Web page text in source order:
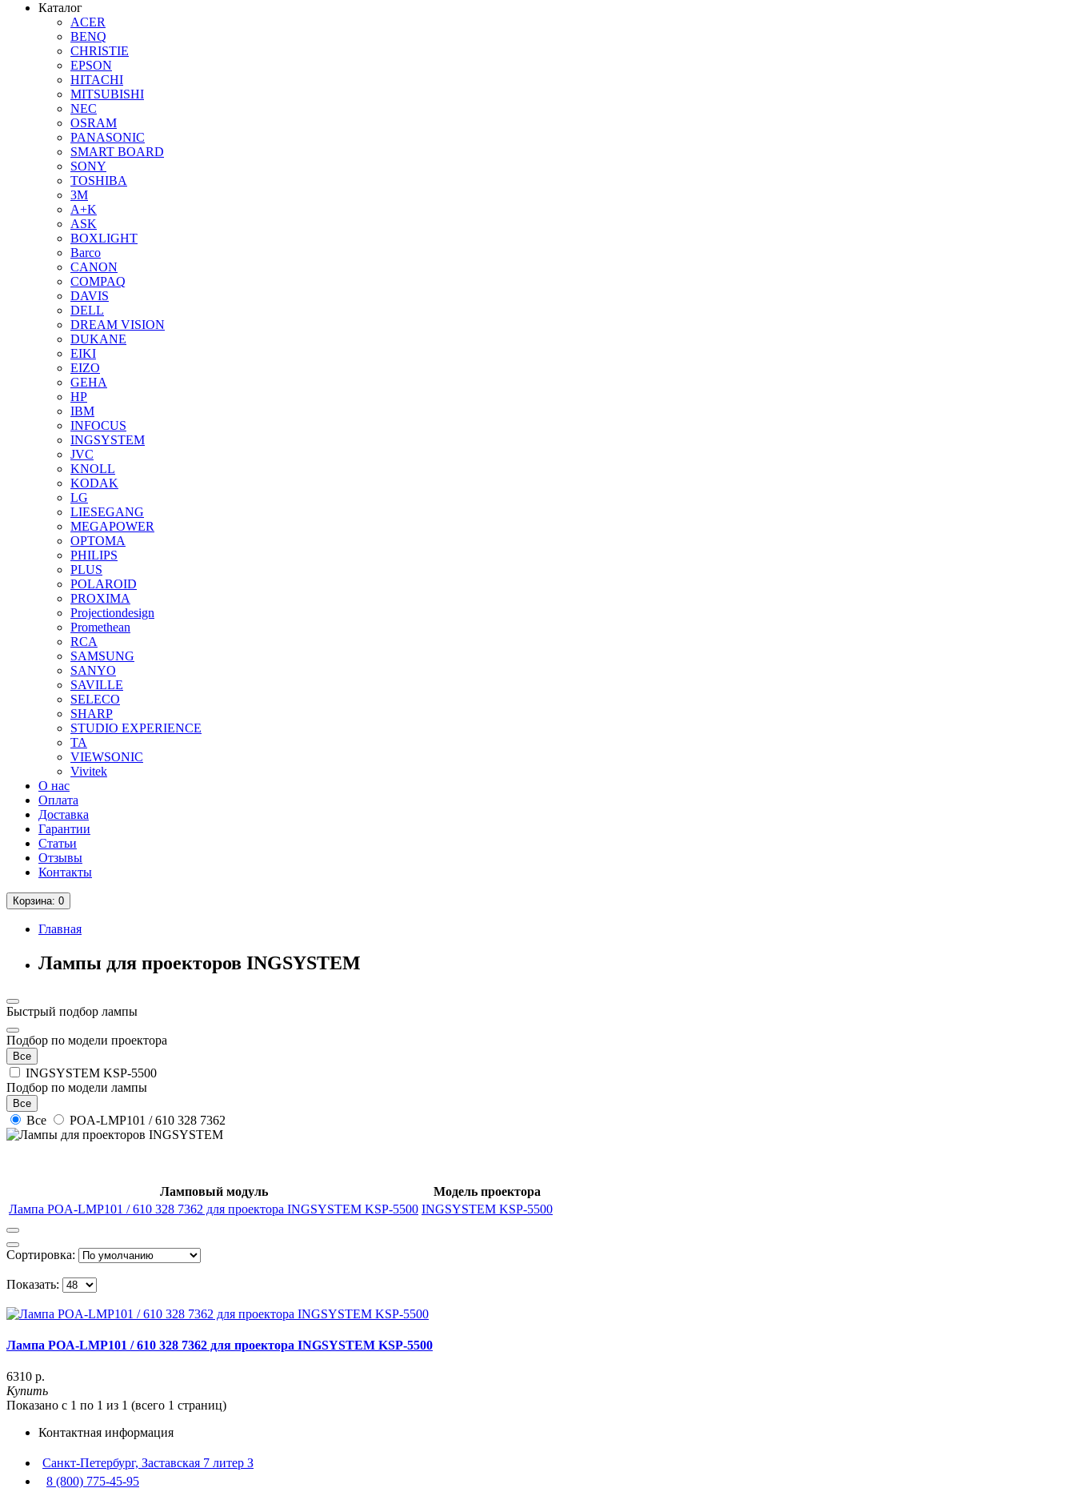
Каталог
ACER
BENQ
CHRISTIE
EPSON
HITACHI
MITSUBISHI
NEC
OSRAM
PANASONIC
SMART BOARD
SONY
TOSHIBA
3М
A+K
ASK
BOXLIGHT
Barco
CANON
COMPAQ
DAVIS
DELL
DREAM VISION
DUKANE
EIKI
EIZO
GEHA
HP
IBM
INFOCUS
INGSYSTEM
JVC
KNOLL
KODAK
LG
LIESEGANG
MEGAPOWER
OPTOMA
PHILIPS
PLUS
POLAROID
PROXIMA
Projectiondesign
Promethean
RCA
SAMSUNG
SANYO
SAVILLE
SELECO
SHARP
STUDIO EXPERIENCE
TA
VIEWSONIC
Vivitek
О нас
Оплата
Доставка
Гарантии
Статьи
Отзывы
Контакты
Корзина: 0
Главная
Лампы для проекторов INGSYSTEM
Быстрый подбор лампы
Подбор по модели проектора
Все
INGSYSTEM KSP-5500
Подбор по модели лампы
Все
Все POA-LMP101 / 610 328 7362
Ламповый модуль
Модель проектора
Лампа POA-LMP101 / 610 328 7362 для проектора INGSYSTEM KSP-5500 INGSYSTEM KSP-5500
Сортировка:
Показать:
Лампа POA-LMP101 / 610 328 7362 для проектора INGSYSTEM KSP-5500
6310 р.
Купить
Показано с 1 по 1 из 1 (всего 1 страниц)
Контактная информация
Санкт-Петербург, Заставская 7 литер З
8 (800) 775-45-95